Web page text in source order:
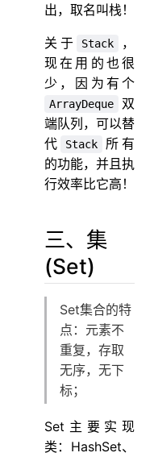
出，取名叫栈！
关于 Stack
，
现在用的也很
少，因为有个
ArrayDeque
双
端队列，可以替
代
Stack
所有
的功能，并且执
行效率比它高！
三、集
(Set)
Set集合的特
点：元素不
重复，存取
无序，无下
标；
Set主要实现
类：HashSet、